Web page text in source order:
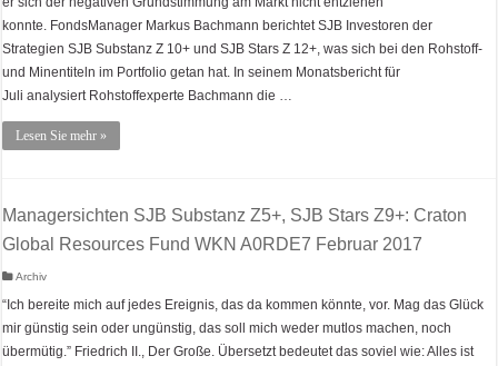
konnte. FondsManager Markus Bachmann berichtet SJB Investoren der
Strategien SJB Substanz Z 10+ und SJB Stars Z 12+, was sich bei den Rohstoff-
und Minentiteln im Portfolio getan hat. In seinem Monatsbericht für
Juli analysiert Rohstoffexperte Bachmann die …
Lesen Sie mehr »
Managersichten SJB Substanz Z5+, SJB Stars Z9+: Craton
Global Resources Fund WKN A0RDE7 Februar 2017
Archiv
“Ich bereite mich auf jedes Ereignis, das da kommen könnte, vor. Mag das Glück
mir günstig sein oder ungünstig, das soll mich weder mutlos machen, noch
übermütig.” Friedrich II., Der Große. Übersetzt bedeutet das soviel wie: Alles ist